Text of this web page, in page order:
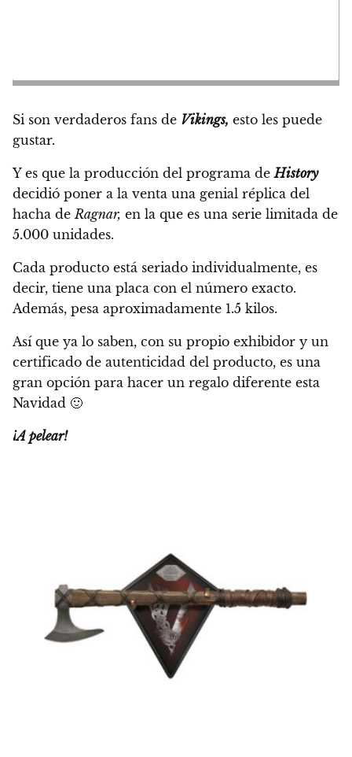
Si son verdaderos fans de Vikings, esto les puede
gustar.
Y es que la producción del programa deHistory
decidió poner a la venta una genial réplica del
hacha de Ragnar, en la que es una serie limitada de
5.000 unidades.
Cada producto está seriado individualmente, es
decir, tiene una placa con el número exacto.
Además, pesa aproximadamente 1.5 kilos.
Así que ya lo saben, con su propio exhibidor y un
certificado de autenticidad del producto, es una
gran opción para hacer un regalo diferente esta
Navidad 🙂
¡A pelear!